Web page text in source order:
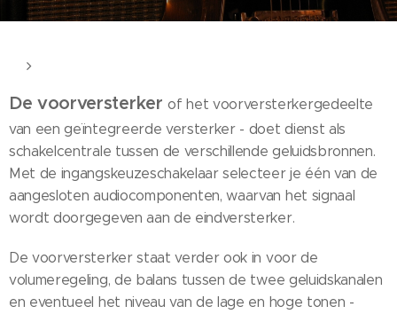
De voorversterkerof het voorversterkergedeelte
van een geïntegreerde versterker - doet dienst als
schakelcentrale tussen de verschillende geluidsbronnen.
Met de ingangskeuzeschakelaar selecteer je één van de
aangesloten audiocomponenten, waarvan het signaal
wordt doorgegeven aan de eindversterker.
De voorversterker staat verder ook in voor de
volumeregeling, de balans tussen de twee geluidskanalen
en eventueel het niveau van de lage en hoge tonen -